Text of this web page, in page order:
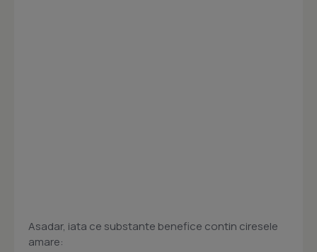
Asadar, iata ce substante benefice contin ciresele
amare: